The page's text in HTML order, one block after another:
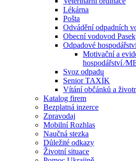
Lékárna
Pošta
Odvádění odpadních
Obecní vodovod
Odpadové
Motivační a
hospodářství
Svoz odpadu
Senior TAXÍK
Vítání občánků a
Katalog firem
Bezplatná inzerce
Zpravodaj
Mobilní Rozhlas
Naučná stezka
Důležité odkazy
Životní situace